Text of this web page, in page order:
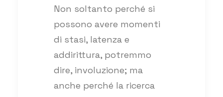
Non soltanto perché si
possono avere momenti
di stasi, latenza e
addirittura, potremmo
dire, involuzione; ma
anche perché la ricerca